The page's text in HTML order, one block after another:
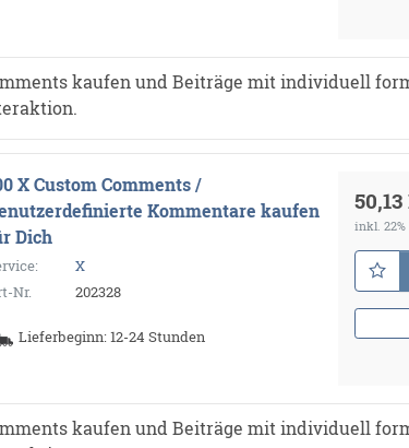
kaufen und Beiträge mit individuell
X Custom Comments /
Kommentare kaufen
Dich
X
Nr.
202328
Lieferbeginn: 12-24 Stunden
inkl. 22%
kaufen und Beiträge mit individuell